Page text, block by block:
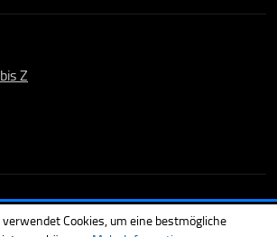
Z
Cookies, um eine bestmögliche